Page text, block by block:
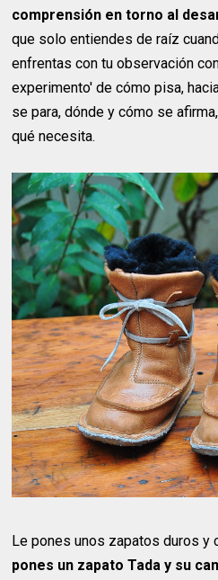
comprensión en torno al
que solo entiendes de raíz
enfrentas con tu observación
experimento' de cómo pisa,
se para, dónde y cómo se
qué necesita.
Le pones unos zapatos duros y
pones un zapato Tada y su